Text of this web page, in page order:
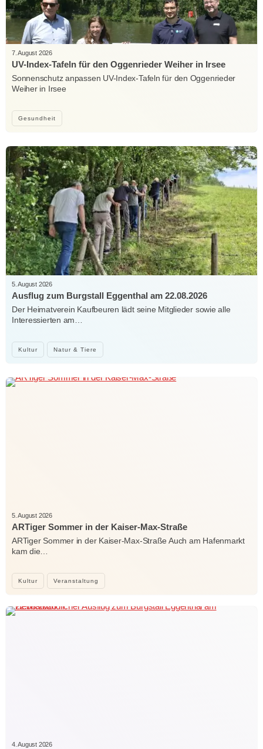
Gesundheit
7. August 2026
UV-Index-Tafeln für den Oggenrieder Weiher in Irsee
Sonnenschutz anpassen UV-Index-Tafeln für den Oggenrieder
Weiher in Irsee
Kultur Natur & Tiere
5. August 2026
Ausflug zum Burgstall Eggenthal am 22.08.2026
Der Heimatverein Kaufbeuren lädt seine Mitglieder sowie alle
Interessierten am…
Kultur Veranstaltung
5. August 2026
ARTiger Sommer in der Kaiser-Max-Straße
ARTiger Sommer in der Kaiser-Max-Straße Auch am Hafenmarkt
kam die…
4. August 2026